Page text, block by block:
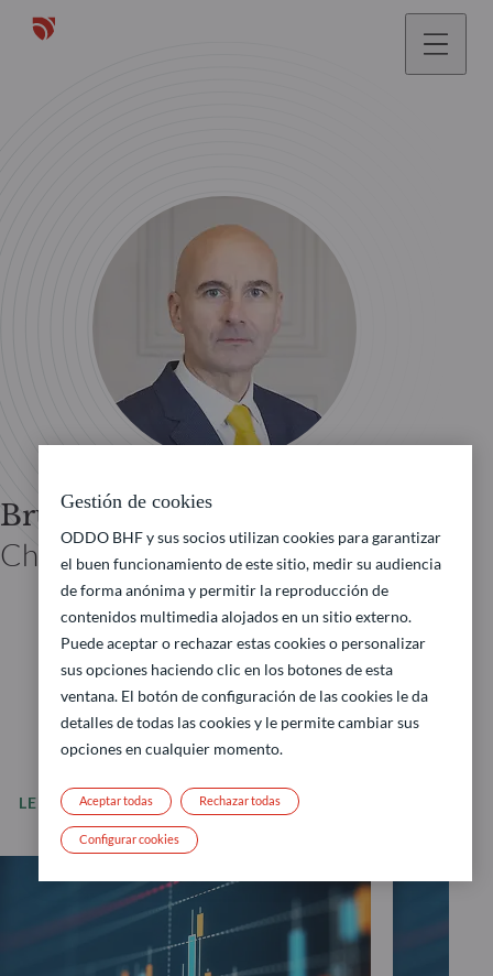
Bruno CAVALIER
Chief economist ODDO BHF
LEER MÁS Todas nuestras noticias
Gestión de cookies
ODDO BHF y sus socios utilizan cookies para garantizar
el buen funcionamiento de este sitio, medir su audiencia
de forma anónima y permitir la reproducción de
contenidos multimedia alojados en un sitio externo.
Puede aceptar o rechazar estas cookies o personalizar
sus opciones haciendo clic en los botones de esta
ventana. El botón de configuración de las cookies le da
detalles de todas las cookies y le permite cambiar sus
opciones en cualquier momento.
Rechazar todas
Aceptar todas
Configurar cookies